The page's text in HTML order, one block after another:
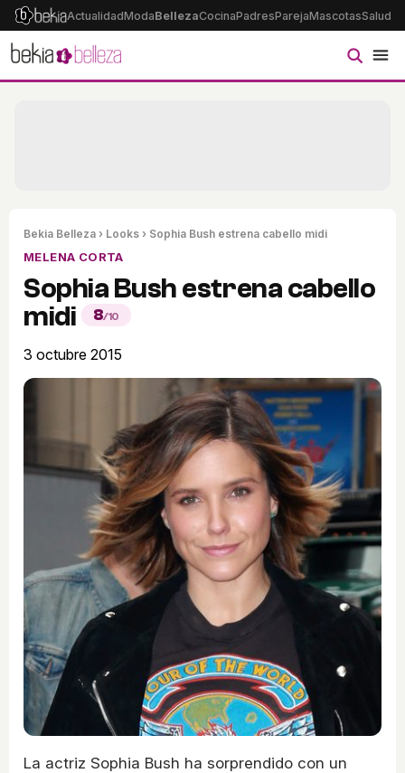
ActualidadModaBellezaCocinaPadresParejaMascotasSalud
Bekia Belleza › Looks › Sophia Bush estrena cabello midi
MELENA CORTA
Sophia Bush estrena cabello
midi
8/10
3 octubre 2015
La actriz Sophia Bush ha sorprendido con un